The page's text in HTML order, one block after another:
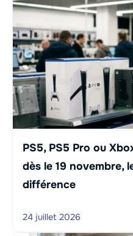
PS5, PS5 Pro ou
dès le 19 novembre,
différence
24 juillet 2026